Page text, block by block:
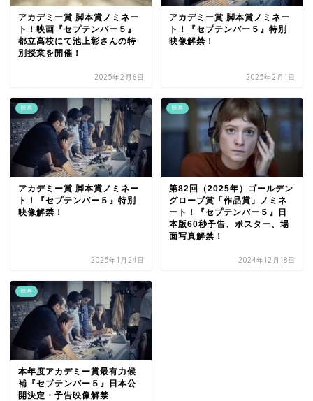
アカデミー賞 脚本賞ノミネー
ト！映画『セプテンバー５』
都立高校にて池上彰さんの特
別授業を開催！
2025年2月6日
アカデミー賞 脚本賞ノミネー
ト！『セプテンバー５』特別
映像解禁！
2025年2月1日
映画
アカデミー賞 脚本賞ノミネー
ト！『セプテンバー５』特別
映像解禁！
2025年1月24日
映画
第82回（2025年）ゴールデン
グローブ賞「作品賞」ノミネ
ート！『セプテンバー５』日
本版60秒予告、ポスター、場
面写真解禁！
2024年12月18日
映画
本年度アカデミー賞最有力候
補『セプテンバー５』日本公
開決定・予告映像解禁